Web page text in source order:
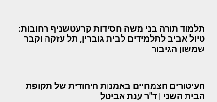
תלמוד תורה בני משה חסידות קרעטשניף רחובות:
טיול אביב לתלמידים לבית גוברין, תל עזקה וקבר
שמשון הגיבור
העיטורים הצמחיים באמנות היהודית של תקופת
הבית השני | ד"ר ענת אביטל